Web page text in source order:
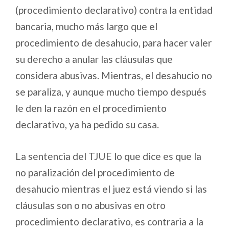
(procedimiento declarativo) contra la entidad
bancaria, mucho más largo que el
procedimiento de desahucio, para hacer valer
su derecho a anular las cláusulas que
considera abusivas. Mientras, el desahucio no
se paraliza, y aunque mucho tiempo después
le den la razón en el procedimiento
declarativo, ya ha pedido su casa.
La sentencia del TJUE lo que dice es que la
no paralización del procedimiento de
desahucio mientras el juez está viendo si las
cláusulas son o no abusivas en otro
procedimiento declarativo, es contraria a la